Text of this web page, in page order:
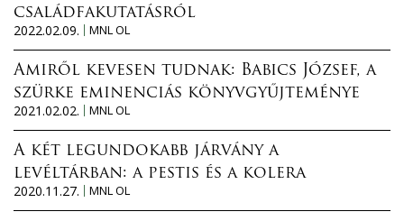
családfakutatásról
2022.02.09.
MNL OL
Amiről kevesen tudnak: Babics József, a
szürke eminenciás könyvgyűjteménye
2021.02.02.
MNL OL
A két legundokabb járvány a
levéltárban: a pestis és a kolera
2020.11.27.
MNL OL